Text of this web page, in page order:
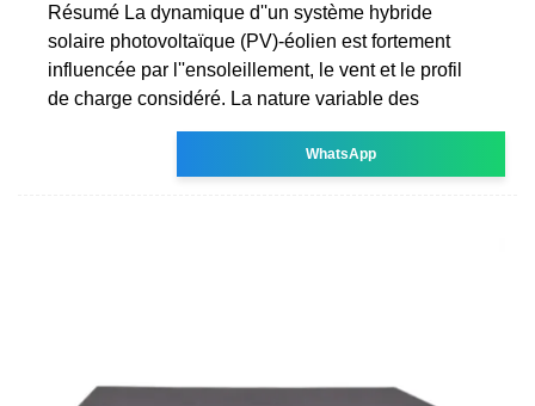
Résumé La dynamique d''un système hybride
solaire photovoltaïque (PV)-éolien est fortement
influencée par l''ensoleillement, le vent et le profil
de charge considéré. La nature variable des
WhatsApp